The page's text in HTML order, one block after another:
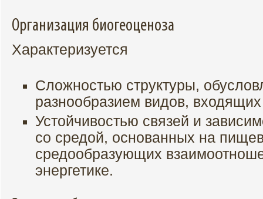
Организация биогеоценоза
Характеризуется
Сложностью структуры,
разнообразием видов,
Устойчивостью связей и
со средой, основанных на
средообразующих
энергетике.